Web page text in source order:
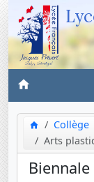
Collège
Arts